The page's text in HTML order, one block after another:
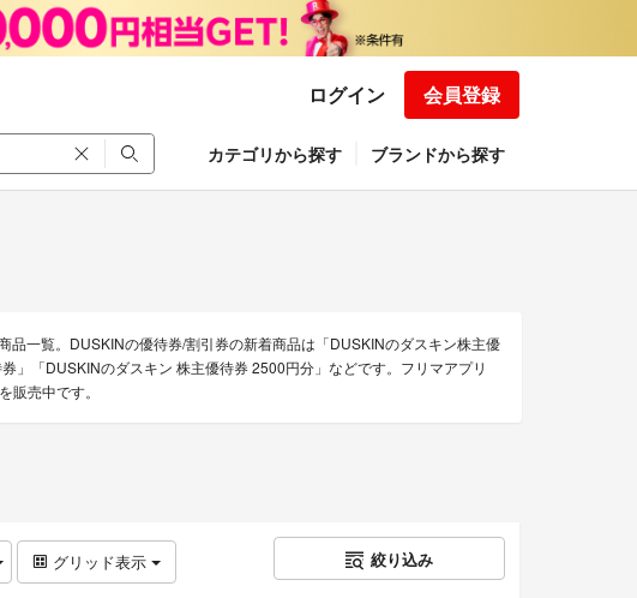
ログイン 会員登録
カテゴリから探す ブランドから探す
品一覧。DUSKINの優待券/割引券の新着商品は「DUSKINのダスキン株主優
「DUSKINのダスキン 株主優待券 2500円分」などです。フリマアプリ
売中です。
グリッド表示 絞り込み